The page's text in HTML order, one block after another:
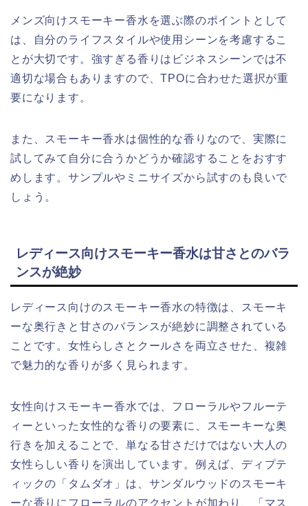
メンズ向けスモーキー香水を選ぶ際のポイントとして
は、自分のライフスタイルや使用シーンを考慮するこ
とが大切です。強すぎる香りはビジネスシーンでは不
適切な場合もありますので、TPOに合わせた選択が重
要になります。
また、スモーキー香水は個性的な香りなので、実際に
試してみて自分に合うかどうか確認することをおすす
めします。サンプルやミニサイズから試すのも良いで
しょう。
レディース向けスモーキー香水は甘さとのバラ
ンスが絶妙
レディース向けのスモーキー香水の特徴は、スモーキ
ーな奥行きと甘さのバランスが絶妙に調整されている
ことです。女性らしさとクールさを両立させた、複雑
で魅力的な香りが多く見られます。
女性向けスモーキー香水では、フローラルやフルーテ
ィーといった女性的な香りの要素に、スモーキーな奥
行きを加えることで、単なる甘さだけではない大人の
女性らしい香りを演出しています。例えば、ディプテ
ィックの「タムダオ」は、サンダルウッドのスモーキ
ーな香りにフローラルのアクセントが加わり、「マス